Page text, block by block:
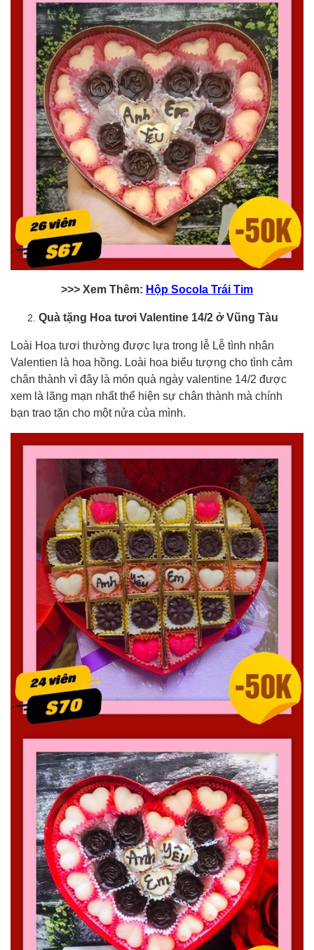
>>> Xem Thêm: Hộp Socola Trái Tim
Quà tặng Hoa tươi Valentine 14/2 ở Vũng Tàu
Loài Hoa tươi thường được lựa trong lễ Lễ tình nhân
Valentien là hoa hồng. Loài hoa biểu tượng cho tình cảm
chân thành vì đây là món quà ngày valentine 14/2 được
xem là lãng mạn nhất thể hiện sự chân thành mà chính
bạn trao tặn cho một nửa của mình.